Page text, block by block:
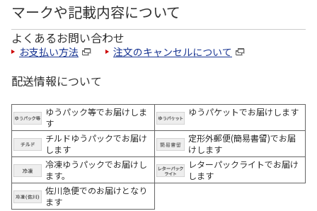
マークや記載内容について
よくあるお問い合わせ
お支払い方法 注文のキャンセルについて
配送情報について
ゆうパック等でお届けしま
す
ゆうパケットでお届けします
チルドゆうパックでお届け
します
定形外郵便(簡易書留)でお届
けします
冷凍ゆうパックでお届けし
ます。
レターパックライトでお届け
します
佐川急便でのお届けとなり
ます